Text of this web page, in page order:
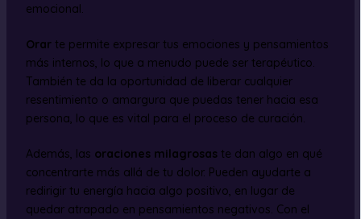
emocional.
Orarte permite expresar tus emociones y pensamientos
más internos, lo que a menudo puede ser terapéutico.
También te da la oportunidad de liberar cualquier
resentimiento o amargura que puedas tener hacia esa
persona, lo que es vital para el proceso de curación.
Además, las oraciones milagrosaste dan algo en qué
concentrarte más allá de tu dolor. Pueden ayudarte a
redirigir tu energía hacia algo positivo, en lugar de
quedar atrapado en pensamientos negativos. Con el